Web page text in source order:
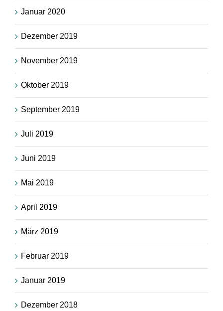
Januar 2020
Dezember 2019
November 2019
Oktober 2019
September 2019
Juli 2019
Juni 2019
Mai 2019
April 2019
März 2019
Februar 2019
Januar 2019
Dezember 2018